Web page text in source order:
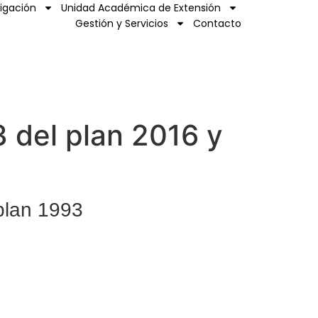
Unidad Académica de Extensión
Gestión y Servicios
Contacto
del plan 2016 y
1993